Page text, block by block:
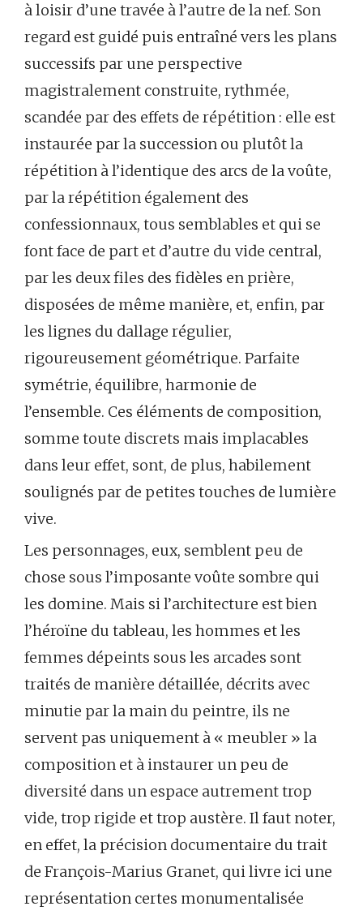
à loisir d’une travée à l’autre de la nef. Son
regard est guidé puis entraîné vers les plans
successifs par une perspective
magistralement construite, rythmée,
scandée par des effets de répétition : elle est
instaurée par la succession ou plutôt la
répétition à l’identique des arcs de la voûte,
par la répétition également des
confessionnaux, tous semblables et qui se
font face de part et d’autre du vide central,
par les deux files des fidèles en prière,
disposées de même manière, et, enfin, par
les lignes du dallage régulier,
rigoureusement géométrique. Parfaite
symétrie, équilibre, harmonie de
l’ensemble. Ces éléments de composition,
somme toute discrets mais implacables
dans leur effet, sont, de plus, habilement
soulignés par de petites touches de lumière
vive.
Les personnages, eux, semblent peu de
chose sous l’imposante voûte sombre qui
les domine. Mais si l’architecture est bien
l’héroïne du tableau, les hommes et les
femmes dépeints sous les arcades sont
traités de manière détaillée, décrits avec
minutie par la main du peintre, ils ne
servent pas uniquement à « meubler » la
composition et à instaurer un peu de
diversité dans un espace autrement trop
vide, trop rigide et trop austère. Il faut noter,
en effet, la précision documentaire du trait
de François-Marius Granet, qui livre ici une
représentation certes monumentalisée